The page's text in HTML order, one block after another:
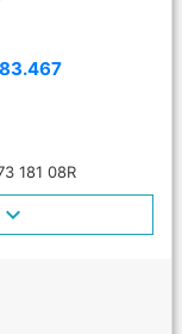
181 08R